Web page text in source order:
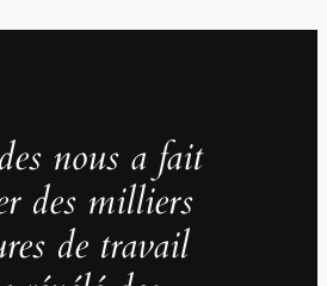
nous a fait
des milliers
de travail